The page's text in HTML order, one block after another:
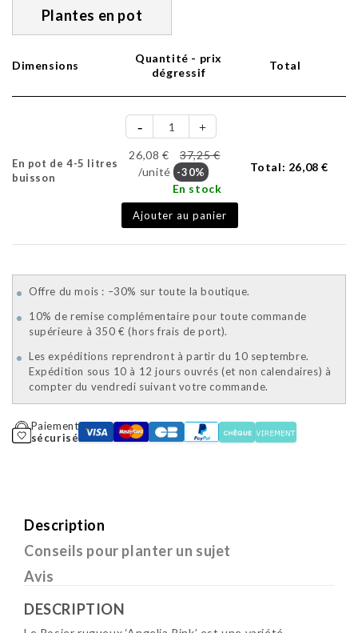
Plantes en pot
Dimensions
Quantité - prix
dégressif
Total
En pot de 4-5 litres
buisson
26,08 €
37,25 €
/unité -30%
En stock
Ajouter au panier
Total: 26,08 €
Offre du mois : –30% sur toute la boutique.
10% de remise complémentaire pour toute commande
supérieure à 350 € (hors frais de port).
Les expéditions reprendront à partir du 10 septembre.
Expédition sous 10 à 12 jours ouvrés (et non calendaires) à
compter du vendredi suivant votre commande.
Paiement
sécurisé
Description
Conseils pour planter un sujet
Avis
DESCRIPTION